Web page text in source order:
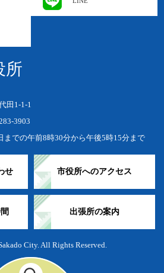
所
田1-1-1
3903
までの午前8時30分から午後5時15分まで
せ 市役所へのアクセス
出張所の案内
City. All Rights Reserved.